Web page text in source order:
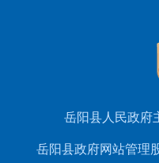
岳阳县人民政府
岳阳县政府网站管理